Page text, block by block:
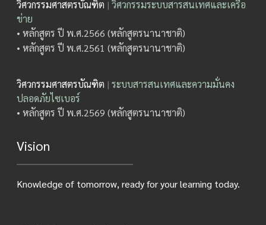
วิศวกรรมศาสตรบัณฑิต | วิศวกรรมระบบสารสนเทศและเครือ
ข่าย
• หลักสูตร ปี พ.ศ.2566 (หลักสูตรนานาชาติ)
• หลักสูตร ปี พ.ศ.2561 (หลักสูตรนานาชาติ)
วิศวกรรมศาสตรบัณฑิต | ระบบสารสนเทศและความมั่นคง
ปลอดภัยไซเบอร์
• หลักสูตร ปี พ.ศ.2569 (หลักสูตรนานาชาติ)
Vision
Knowledge of tomorrow, ready for your learning today.